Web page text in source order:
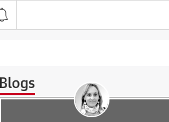
Blogs